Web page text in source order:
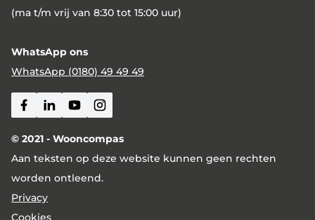
(ma t/m vrij van 8:30 tot 15:00 uur)
WhatsApp ons
WhatsApp (0180) 49 49 49
Facebook
Linkedin
YoutubeInstagram
© 2021 - Wooncompas
Aan teksten op deze website kunnen geen rechten
worden ontleend.
Privacy
Cookies